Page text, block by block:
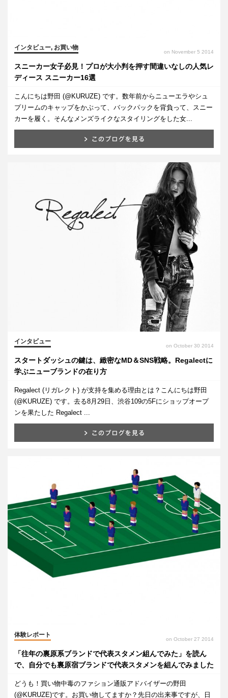
インタビュー, お買い物
on November 5 2014
スニーカー女子必見！プロが大小判を押す間違いなしの人気レ
ディース スニーカー16選
こんにちは野田 (@KURUZE) です。数年前からニューエラやシュ
プリームのキャップをかぶって、バックパックを背負って、スニー
カーを履く。そんなメンズライクなスタイリングをした女...
インタビュー
on October 30 2014
スタートダッシュの鍵は、緻密なMD＆SNS戦略。Regalectに
学ぶニューブランドの在り方
Regalect (リガレクト) が支持を集める理由とは？こんにちは野田
(@KURUZE) です。去る8月29日、渋谷109の5Fにショップオープ
ンを果たした Regalect ...
体験レポート
on October 27 2014
「往年の裏原系ブランドで代表スタメン組んでみた」を読ん
で、自分でも裏原宿ブランドで代表スタメンを組んでみました
どうも！買い物中毒のファション通販アドバイザーの野田
(@KURUZE)です。お買い物してますか？先日の出来事ですが、日